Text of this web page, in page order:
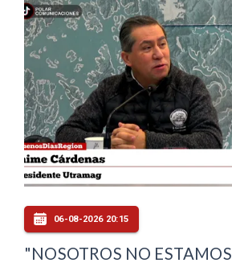
06-08-2026 20:15
"NOSOTROS NO ESTAMOS